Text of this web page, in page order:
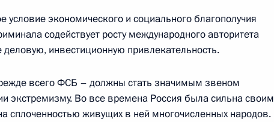
Кремль
с Министром обороны Сергеем
условие экономического и социального благополучия
содействует росту международного авторитета
инвестиционную привлекательность.
всего ФСБ – должны стать значимым звеном
экстремизму. Во все времена Россия была сильна своим
сплоченностью живущих в ней многочисленных народов.